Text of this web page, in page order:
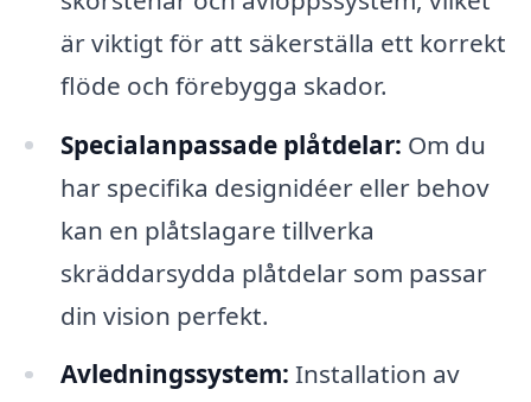
är viktigt för att säkerställa ett korrekt
flöde och förebygga skador.
Specialanpassade plåtdelar: Om du
har specifika designidéer eller behov
kan en plåtslagare tillverka
skräddarsydda plåtdelar som passar
din vision perfekt.
Avledningssystem: Installation av